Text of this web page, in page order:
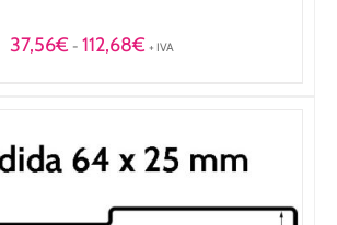
37,56€ - 112,68€Rango
hasta
112,68€
+ IVA